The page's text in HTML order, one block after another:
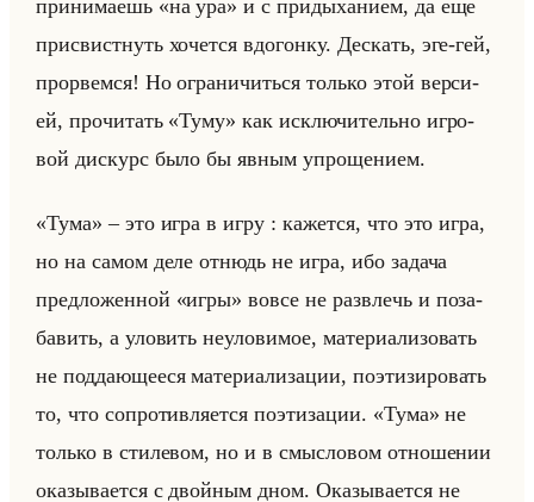
при­ни­ма­ешь «на ура» и с при­ды­ха­ни­ем, да еще
при­свист­нуть хо­чет­ся вдо­гон­ку. Де­скать, эге-гей,
про­рвем­ся! Но огра­ни­читься только этой вер­си­
ей, про­чи­тать «Туму» как ис­клю­чи­тельно иг­ро­
вой дис­курс было бы явным упро­ще­ни­ем.
«Тума» – это игра в игру : ка­жет­ся, что это игра,
но на самом деле от­нюдь не игра, ибо за­да­ча
пред­ло­жен­ной «игры» вовсе не раз­влечь и по­за­
ба­вить, а уло­вить неуло­ви­мое, ма­те­ри­али­зо­вать
не под­да­юще­еся ма­те­ри­али­за­ции, по­эти­зи­ро­вать
то, что со­про­тив­ля­ет­ся по­эти­за­ции. «Тума» не
только в сти­ле­вом, но и в смыс­ло­вом от­но­ше­нии
ока­зы­ва­ет­ся с двойным дном. Ока­зы­ва­ет­ся не